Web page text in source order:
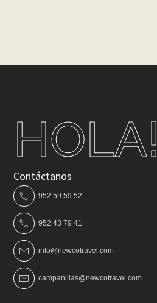
HOLA!
Contáctanos
952 59 59 52
952 43 79 41
info@newcotravel.com
campanillas@newcotravel.com